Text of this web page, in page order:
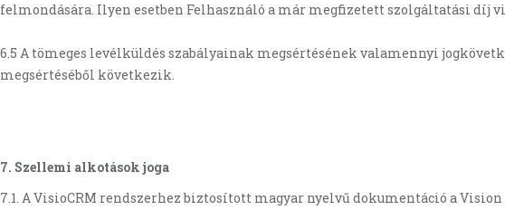
felmondására. Ilyen esetben Felhasználó a már megfizetett szolgáltatási díj
6.5 A tömeges levélküldés szabályainak megsértésének valamennyi
megsértéséből következik.
7. Szellemi alkotások joga
7.1. A VisioCRM rendszerhez biztosított magyar nyelvű dokumentáció a